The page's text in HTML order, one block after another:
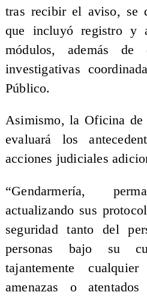
tras recibir el aviso, se
que incluyó registro y
módulos, además de
investigativas
Público.
Asimismo, la Oficina de
evaluará los
acciones judiciales
“Gendarmería,
actualizando sus
seguridad tanto del
personas bajo su
tajantemente
amenazas o